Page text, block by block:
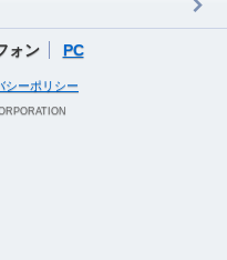
ォン PC
シーポリシー